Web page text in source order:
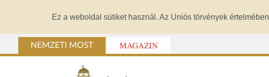
Ez a weboldal sütiket használ. Az Uniós törvények
NEMZETI MOST MAGAZIN